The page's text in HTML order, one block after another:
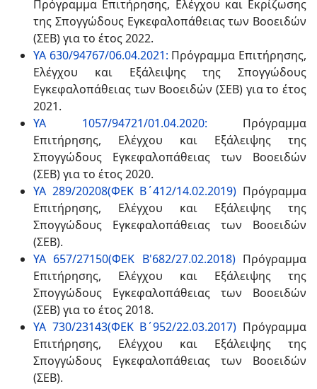
Πρόγραμμα Επιτήρησης, Ελέγχου και Εκρίζωσης
της Σπογγώδους Εγκεφαλοπάθειας των Βοοειδών
(ΣΕΒ) για το έτος 2022.
ΥΑ 630/94767/06.04.2021: Πρόγραμμα Επιτήρησης,
Ελέγχου και Εξάλειψης της Σπογγώδους
Εγκεφαλοπάθειας των Βοοειδών (ΣΕΒ) για το έτος
2021.
ΥΑ 1057/94721/01.04.2020: Πρόγραμμα
Επιτήρησης, Ελέγχου και Εξάλειψης της
Σπογγώδους Εγκεφαλοπάθειας των Βοοειδών
(ΣΕΒ) για το έτος 2020.
ΥΑ 289/20208(ΦΕΚ Β΄412/14.02.2019) Πρόγραμμα
Επιτήρησης, Ελέγχου και Εξάλειψης της
Σπογγώδους Εγκεφαλοπάθειας των Βοοειδών
(ΣΕΒ).
ΥΑ 657/27150(ΦΕΚ Β'682/27.02.2018)Πρόγραμμα
Επιτήρησης, Ελέγχου και Εξάλειψης της
Σπογγώδους Εγκεφαλοπάθειας των Βοοειδών
(ΣΕΒ) για το έτος 2018.
ΥΑ 730/23143(ΦΕΚ Β΄952/22.03.2017) Πρόγραμμα
Επιτήρησης, Ελέγχου και Εξάλειψης της
Σπογγώδους Εγκεφαλοπάθειας των Βοοειδών
(ΣΕΒ).